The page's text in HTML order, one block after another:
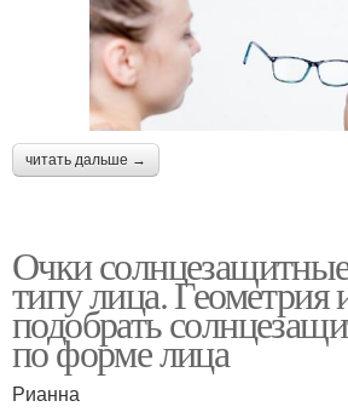
читать дальше →
Очки
типу лица. Геометрия
подобрать
по форме лица
Рианна